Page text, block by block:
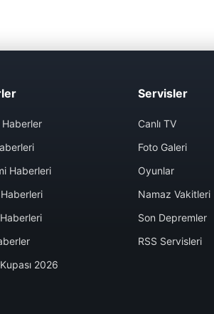
Haberler
Haberleri
2026
Servisler
Canlı TV
Foto Galeri
Oyunlar
Namaz Vakitleri
Son Depremler
RSS Servisleri